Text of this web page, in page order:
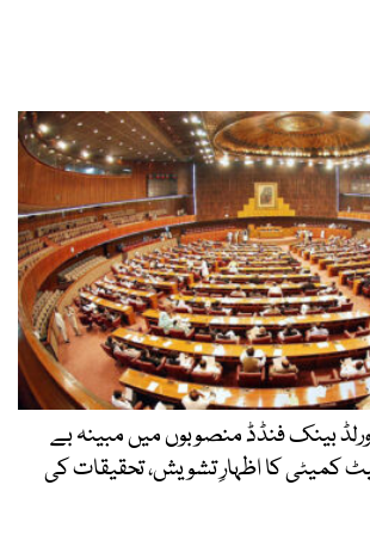
بینک فنڈڈ منصوبوں میں مبینہ بے
کمیٹی کا اظہارِ تشویش، تحقیقات کی